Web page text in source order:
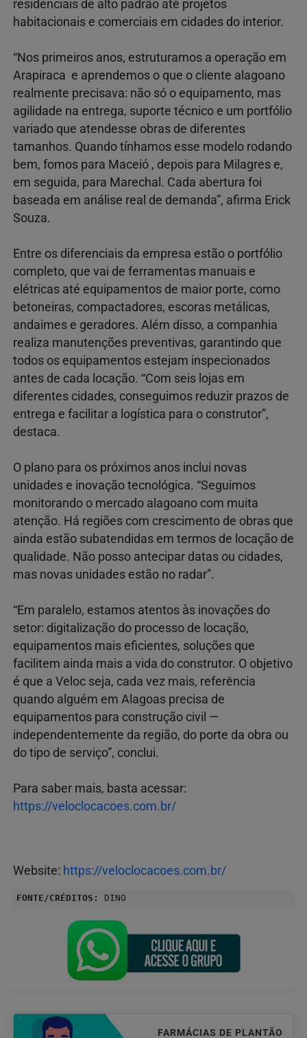
residenciais de alto padrão até projetos
habitacionais e comerciais em cidades do interior.
“Nos primeiros anos, estruturamos a operação em
Arapiraca e aprendemos o que o cliente alagoano
realmente precisava: não só o equipamento, mas
agilidade na entrega, suporte técnico e um portfólio
variado que atendesse obras de diferentes
tamanhos. Quando tínhamos esse modelo rodando
bem, fomos para Maceió , depois para Milagres e,
em seguida, para Marechal. Cada abertura foi
baseada em análise real de demanda”, afirma Erick
Souza.
Entre os diferenciais da empresa estão o portfólio
completo, que vai de ferramentas manuais e
elétricas até equipamentos de maior porte, como
betoneiras, compactadores, escoras metálicas,
andaimes e geradores. Além disso, a companhia
realiza manutenções preventivas, garantindo que
todos os equipamentos estejam inspecionados
antes de cada locação. “Com seis lojas em
diferentes cidades, conseguimos reduzir prazos de
entrega e facilitar a logística para o construtor”,
destaca.
O plano para os próximos anos inclui novas
unidades e inovação tecnológica. “Seguimos
monitorando o mercado alagoano com muita
atenção. Há regiões com crescimento de obras que
ainda estão subatendidas em termos de locação de
qualidade. Não posso antecipar datas ou cidades,
mas novas unidades estão no radar”.
“Em paralelo, estamos atentos às inovações do
setor: digitalização do processo de locação,
equipamentos mais eficientes, soluções que
facilitem ainda mais a vida do construtor. O objetivo
é que a Veloc seja, cada vez mais, referência
quando alguém em Alagoas precisa de
equipamentos para construção civil —
independentemente da região, do porte da obra ou
do tipo de serviço”, conclui.
Para saber mais, basta acessar:
https://veloclocacoes.com.br/
Website: https://veloclocacoes.com.br/
FONTE/CRÉDITOS: DINO
FARMÁCIAS DE PLANTÃO